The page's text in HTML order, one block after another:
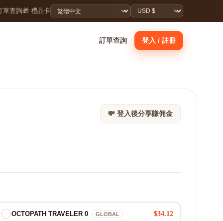
單查詢🎁 禮品卡
訂單查詢 登入 / 註冊
💸 登入後分享賺佣金
OCTOPATH TRAVELER 0 GLOBAL $34.12